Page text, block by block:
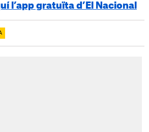
l’app gratuïta d’El Nacional